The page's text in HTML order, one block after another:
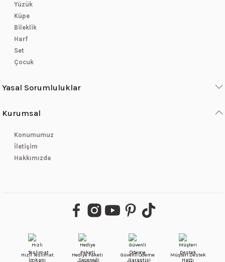
Yüzük
Küpe
Bileklik
Harf
Set
Çocuk
Yasal Sorumluluklar
Kurumsal
Konumumuz
İletişim
Hakkımızda
Hızlı Teslimat
Hediye Paketi
Güvenli Ödeme
Müşteri Destek